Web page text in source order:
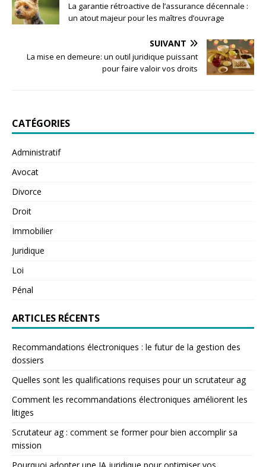
La garantie rétroactive de l’assurance décennale :
un atout majeur pour les maîtres d’ouvrage
SUIVANT
La mise en demeure: un outil juridique puissant
pour faire valoir vos droits
CATÉGORIES
Administratif
Avocat
Divorce
Droit
Immobilier
Juridique
Loi
Pénal
ARTICLES RÉCENTS
Recommandations électroniques : le futur de la gestion des
dossiers
Quelles sont les qualifications requises pour un scrutateur ag
Comment les recommandations électroniques améliorent les
litiges
Scrutateur ag : comment se former pour bien accomplir sa
mission